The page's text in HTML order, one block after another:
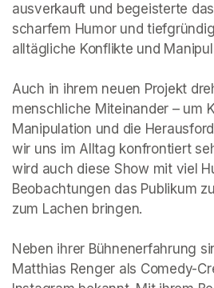
ausverkauft und begeisterte
scharfem Humor und
alltägliche Konflikte und
Auch in ihrem neuen Projekt
menschliche Miteinander – um
Manipulation und die
wir uns im Alltag konfrontiert
wird auch diese Show mit viel
Beobachtungen das Publikum
zum Lachen bringen.
Neben ihrer Bühnenerfahrung
Matthias Renger als Comedy-